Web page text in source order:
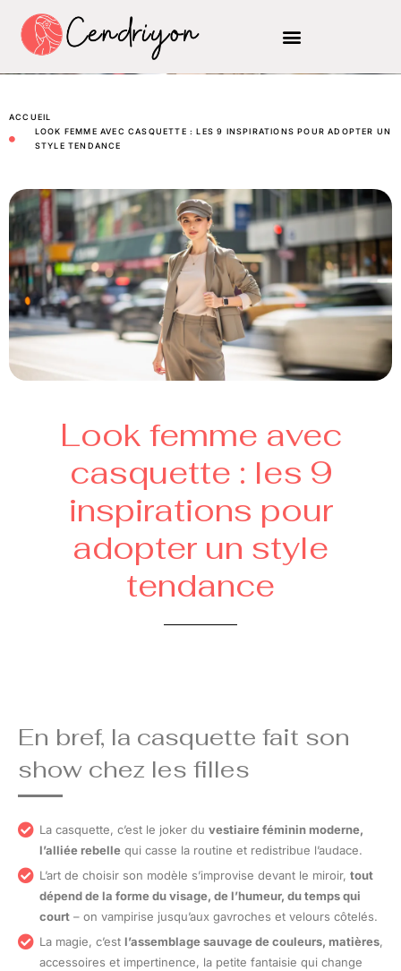
ACCUEIL
LOOK FEMME AVEC CASQUETTE : LES 9 INSPIRATIONS POUR ADOPTER UN
STYLE TENDANCE
Look femme avec
casquette : les 9
inspirations pour
adopter un style
tendance
En bref, la casquette fait son
show chez les filles
La casquette, c’est le joker du vestiaire féminin moderne,
l’alliée rebelle qui casse la routine et redistribue l’audace.
L’art de choisir son modèle s’improvise devant le miroir, tout
dépend de la forme du visage, de l’humeur, du temps qui
court – on vampirise jusqu’aux gavroches et velours côtelés.
La magie, c’est l’assemblage sauvage de couleurs, matières,
accessoires et impertinence, la petite fantaisie qui change